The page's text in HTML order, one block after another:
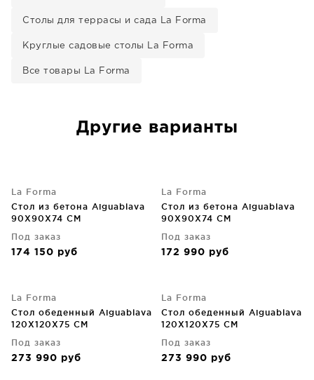
Столы для террасы и сада La Forma
Круглые садовые столы La Forma
Все товары La Forma
Другие варианты
La Forma
Стол из бетона Aiguablava
90X90X74 CM
Под заказ
174 150 руб
La Forma
Стол из бетона Aiguablava
90X90X74 CM
Под заказ
172 990 руб
La Forma
Стол обеденный Aiguablava
120X120X75 CM
Под заказ
273 990 руб
La Forma
Стол обеденный Aiguablava
120X120X75 CM
Под заказ
273 990 руб